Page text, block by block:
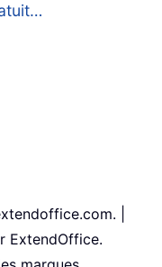
|
ExtendOffice.